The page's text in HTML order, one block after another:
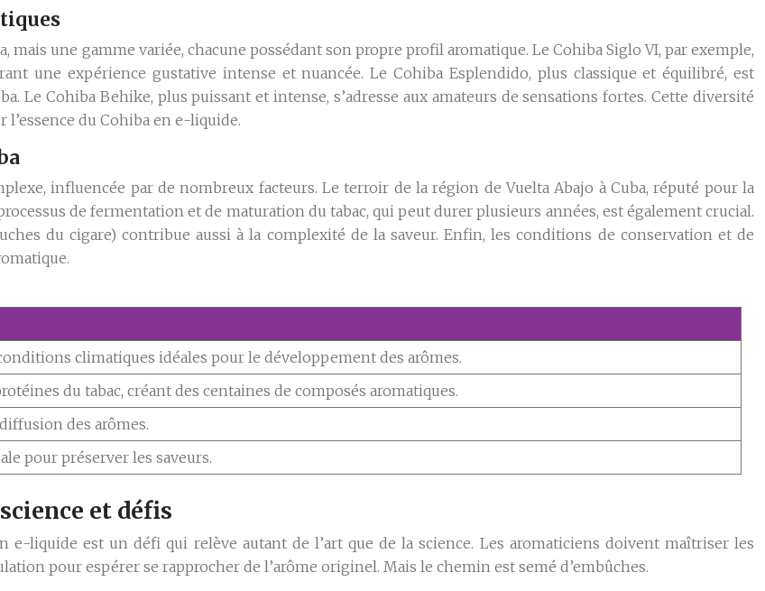
mais une gamme variée, chacune possédant son propre profil aromatique. Le Cohiba Siglo VI, par exemple,
une expérience gustative intense et nuancée. Le Cohiba Esplendido, plus classique et équilibré, est
Le Cohiba Behike, plus puissant et intense, s’adresse aux amateurs de sensations fortes. Cette diversité
du Cohiba en e-liquide.
influencée par de nombreux facteurs. Le terroir de la région de Vuelta Abajo à Cuba, réputé pour la
de fermentation et de maturation du tabac, qui peut durer plusieurs années, est également crucial.
du cigare) contribue aussi à la complexité de la saveur. Enfin, les conditions de conservation et de
climatiques idéales pour le développement des arômes.
du tabac, créant des centaines de composés aromatiques.
des arômes.
pour préserver les saveurs.
et défis
e-liquide est un défi qui relève autant de l’art que de la science. Les aromaticiens doivent maîtriser les
pour espérer se rapprocher de l’arôme originel. Mais le chemin est semé d’embûches.